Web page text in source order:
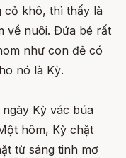
cỏ khô, thì thấy là
về nuôi. Ðứa bé rất
như con đẻ có
nó là Kỳ.
Kỳ vác búa
hôm, Kỳ chặt
từ sáng tinh mơ